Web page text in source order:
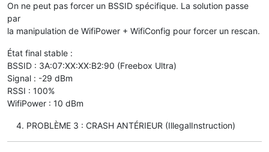
On ne peut pas forcer un BSSID spécifique. La solution passe
par
la manipulation de WifiPower + WifiConfig pour forcer un rescan.
État final stable :
BSSID : 3A:07:XX:XX:B2:90 (Freebox Ultra)
Signal : -29 dBm
RSSI : 100%
WifiPower : 10 dBm
PROBLÈME 3 : CRASH ANTÉRIEUR (IllegalInstruction)